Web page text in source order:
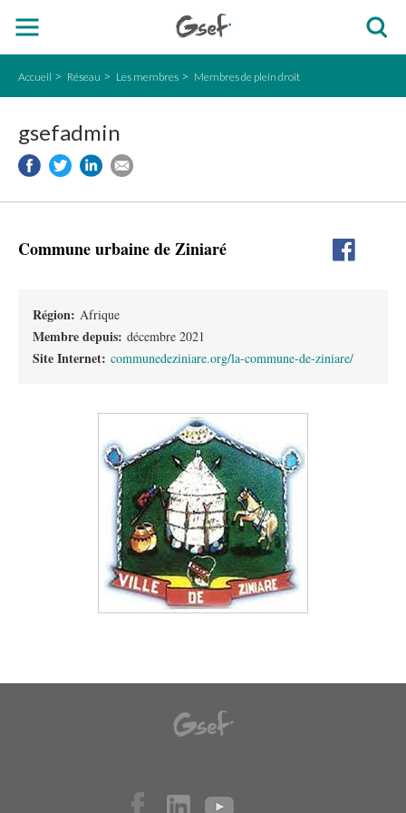
Accueil Réseau Les membres Membres de plein droit
gsefadmin
Commune urbaine de Ziniaré
Région: Afrique
Membre depuis: décembre 2021
Site Internet: communedeziniare.org/la-commune-de-ziniare/